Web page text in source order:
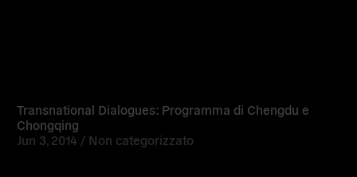
Transnational Dialogues: Programma di Chengdu e
Chongqing
Jun 3, 2014 / Non categorizzato